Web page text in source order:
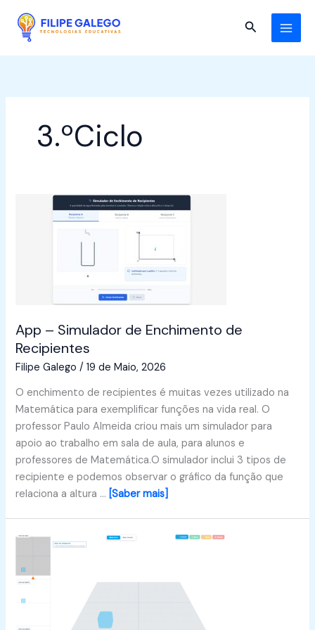
content
Search
3.ºCiclo
App – Simulador de Enchimento de
Recipientes
Filipe Galego/19 de Maio, 2026
O enchimento de recipientes é muitas vezes utilizado na
Matemática para exemplificar funções na vida real. O
professor Paulo Almeida criou mais um simulador para
apoio ao trabalho em sala de aula, para alunos e
professores de Matemática.O simulador inclui 3 tipos de
recipiente e podemos observar o gráfico da função que
relaciona a altura … [Saber mais]